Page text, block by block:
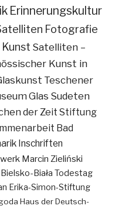
Erinnerungskultur
Fotografie
Satelliten –
Kunst in
Teschener
Glas Sudeten
der ZeitStiftung
Bad
Inschriften
Marcin Zieliński
Bielsko-Biała Todestag
Erika-Simon-Stiftung
Haus der Deutsch-